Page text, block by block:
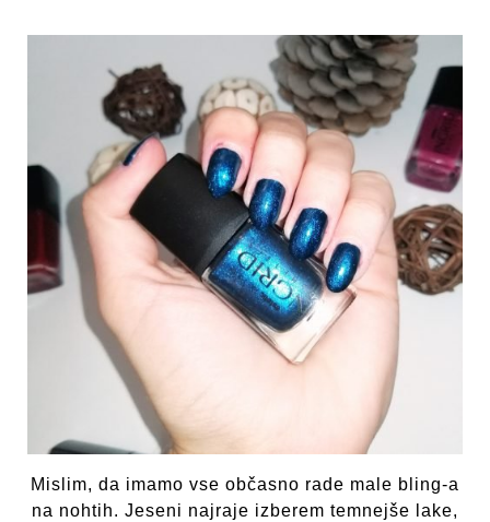
Mislim, da imamo vse občasno rade male bling-a
na nohtih. Jeseni najraje izberem temnejše lake,